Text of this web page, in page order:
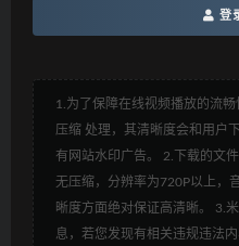
登
1.为了保障在线视频播放的流
压缩 处理，其清晰度会和用户
有网站水印广告。 2.下载的文
无压缩，分辨率为720P以上，
晰度方面绝对保证高清晰。 3.
息，若您发现有相关违规违法